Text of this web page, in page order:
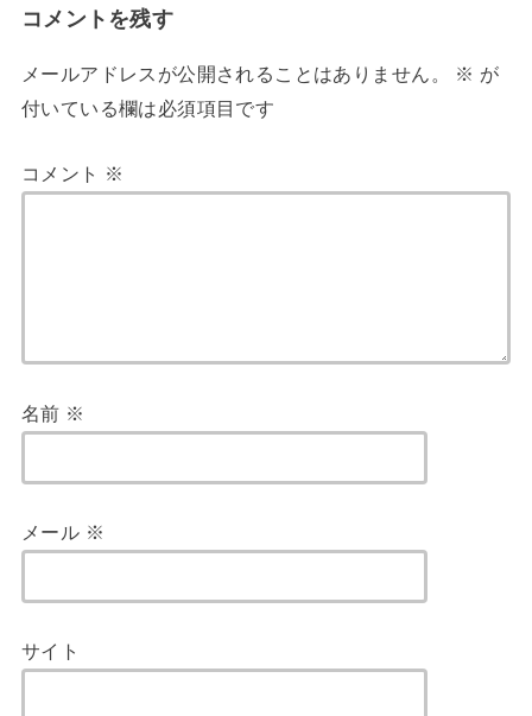
コメントを残す
メールアドレスが公開されることはありません。 ※ が
付いている欄は必須項目です
コメント ※
名前 ※
メール ※
サイト